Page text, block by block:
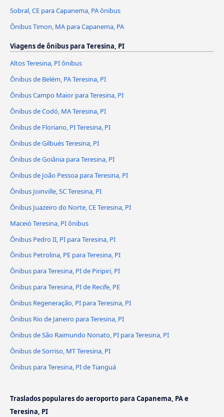
Sobral, CE para Capanema, PA ônibus
Ônibus Timon, MA para Capanema, PA
Viagens de ônibus para Teresina, PI
Altos Teresina, PI ônibus
Ônibus de Belém, PA Teresina, PI
Ônibus Campo Maior para Teresina, PI
Ônibus de Codó, MA Teresina, PI
Ônibus de Floriano, PI Teresina, PI
Ônibus de Gilbués Teresina, PI
Ônibus de Goiânia para Teresina, PI
Ônibus de João Pessoa para Teresina, PI
Ônibus Joinville, SC Teresina, PI
Ônibus Juazeiro do Norte, CE Teresina, PI
Maceió Teresina, PI ônibus
Ônibus Pedro II, PI para Teresina, PI
Ônibus Petrolina, PE para Teresina, PI
Ônibus para Teresina, PI de Piripiri, PI
Ônibus para Teresina, PI de Recife, PE
Ônibus Regeneração, PI para Teresina, PI
Ônibus Rio de Janeiro para Teresina, PI
Ônibus de São Raimundo Nonato, PI para Teresina, PI
Ônibus de Sorriso, MT Teresina, PI
Ônibus para Teresina, PI de Tianguá
Traslados populares do aeroporto para Capanema, PA e
Teresina, PI